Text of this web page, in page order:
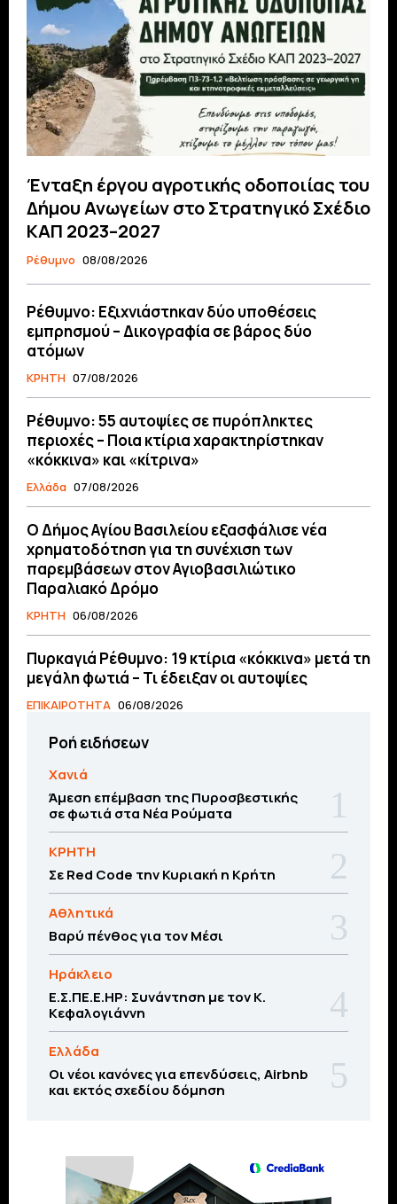
Ένταξη έργου αγροτικής οδοποιίας του
Δήμου Ανωγείων στο Στρατηγικό Σχέδιο
ΚΑΠ 2023–2027
Ρέθυμνο 08/08/2026
Ρέθυμνο: Εξιχνιάστηκαν δύο υποθέσεις
εμπρησμού – Δικογραφία σε βάρος δύο
ατόμων
ΚΡΗΤΗ 07/08/2026
Ρέθυμνο: 55 αυτοψίες σε πυρόπληκτες
περιοχές – Ποια κτίρια χαρακτηρίστηκαν
«κόκκινα» και «κίτρινα»
Ελλάδα 07/08/2026
O Δήμος Αγίου Βασιλείου εξασφάλισε νέα
χρηματοδότηση για τη συνέχιση των
παρεμβάσεων στον Αγιοβασιλιώτικο
Παραλιακό Δρόμο
ΚΡΗΤΗ 06/08/2026
Πυρκαγιά Ρέθυμνο: 19 κτίρια «κόκκινα» μετά τη
μεγάλη φωτιά – Τι έδειξαν οι αυτοψίες
ΕΠΙΚΑΙΡΟΤΗΤΑ 06/08/2026
Ροή ειδήσεων
Χανιά
Άμεση επέμβαση της Πυροσβεστικής
σε φωτιά στα Νέα Ρούματα
ΚΡΗΤΗ
Σε Red Code την Κυριακή η Κρήτη
Αθλητικά
Βαρύ πένθος για τον Μέσι
Ηράκλειο
Ε.Σ.ΠΕ.Ε.ΗΡ: Συνάντηση με τον Κ.
Κεφαλογιάννη
Ελλάδα
Οι νέοι κανόνες για επενδύσεις, Airbnb
και εκτός σχεδίου δόμηση